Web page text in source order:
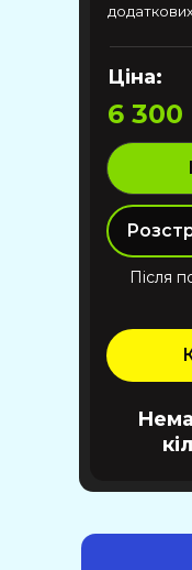
Ціна:
6 300
Після